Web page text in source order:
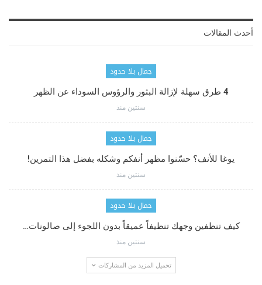
أحدث المقالات
جمال بلا حدود
4 طرق سهلة لإزالة البثور والرؤوس السوداء عن الظهر
سنتين منذ
جمال بلا حدود
يوغا للأنف؟ حسّنوا مظهر أنفكم وشكله بفضل هذا التمرين!
سنتين منذ
جمال بلا حدود
كيف تنظفين وجهك تنظيفاً عميقاً بدون اللجوء إلى صالونات…
سنتين منذ
تحميل المزيد من المشاركات